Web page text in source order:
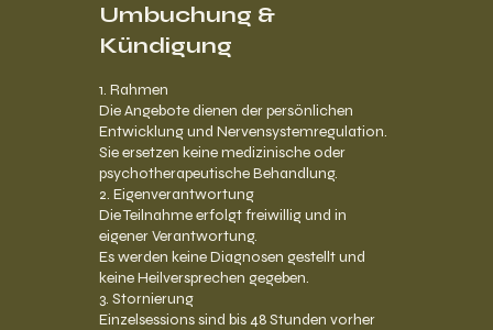
Umbuchung &
Kündigung
1. Rahmen
Die Angebote dienen der persönlichen
Entwicklung und Nervensystemregulation.
Sie ersetzen keine medizinische oder
psychotherapeutische Behandlung.
2. Eigenverantwortung
Die Teilnahme erfolgt freiwillig und in
eigener Verantwortung.
Es werden keine Diagnosen gestellt und
keine Heilversprechen gegeben.
3. Stornierung
Einzelsessions sind bis 48 Stunden vorher